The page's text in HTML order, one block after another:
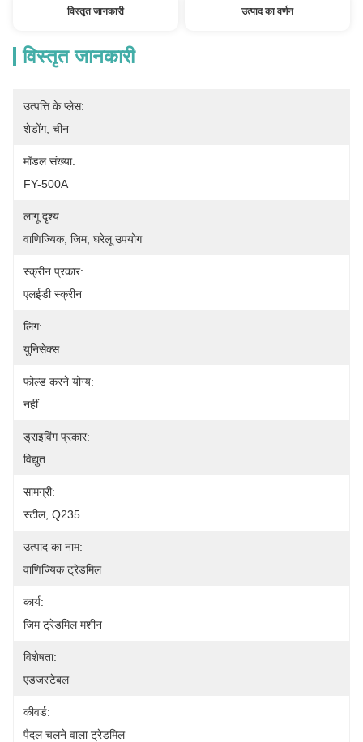
विस्तृत जानकारी उत्पाद का वर्णन
विस्तृत जानकारी
उत्पत्ति के प्लेस:
शेडोंग, चीन
मॉडल संख्या:
FY-500A
लागू दृश्य:
वाणिज्यिक, जिम, घरेलू उपयोग
स्क्रीन प्रकार:
एलईडी स्क्रीन
लिंग:
युनिसेक्स
फोल्ड करने योग्य:
नहीं
ड्राइविंग प्रकार:
विद्युत
सामग्री:
स्टील, Q235
उत्पाद का नाम:
वाणिज्यिक ट्रेडमिल
कार्य:
जिम ट्रेडमिल मशीन
विशेषता:
एडजस्टेबल
कीवर्ड:
पैदल चलने वाला ट्रेडमिल